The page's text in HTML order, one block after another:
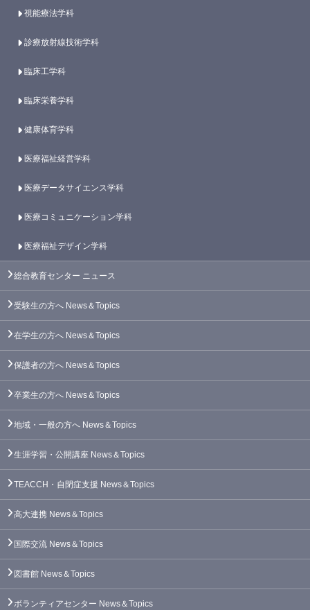
視能療法学科
診療放射線技術学科
臨床工学科
臨床栄養学科
健康体育学科
医療福祉経営学科
医療データサイエンス学科
医療コミュニケーション学科
医療福祉デザイン学科
総合教育センター ニュース
受験生の方へ News＆Topics
在学生の方へ News＆Topics
保護者の方へ News＆Topics
卒業生の方へ News＆Topics
地域・一般の方へ News＆Topics
生涯学習・公開講座 News＆Topics
TEACCH・自閉症支援 News＆Topics
高大連携 News＆Topics
国際交流 News＆Topics
図書館 News＆Topics
ボランティアセンター News＆Topics